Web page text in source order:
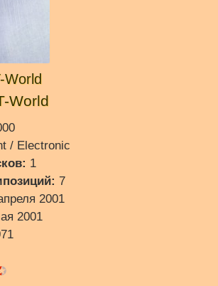
World
World
/ Electronic
1
7
2001
2001